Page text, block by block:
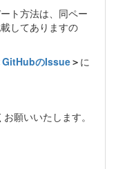
ト方法は、同ペー
してありますの
GitHubのIssue＞ に
願いいたします。